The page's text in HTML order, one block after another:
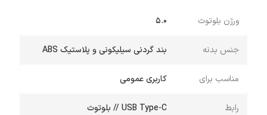
ورژن بلوتوث ۵.۰
جنس بدنه بند گردنی سیلیکونی و پلاستیک ABS
مناسب برای کاربری عمومی
رابط USB Type-C // بلوتوث